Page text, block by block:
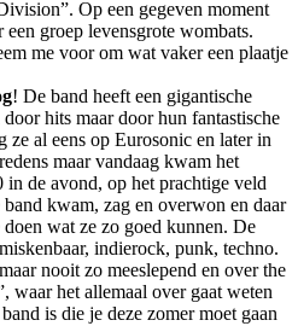
Op een gegeven moment
groep levensgrote wombats.
me voor om wat vaker een plaatje
! De band heeft een gigantische
hits maar door hun fantastische
ze al eens op Eurosonic en later in
maar vandaag kwam het
de avond, op het prachtige veld
kwam, zag en overwon en daar
wat ze zo goed kunnen. De
indierock, punk, techno.
nooit zo meeslepend en over the
waar het allemaal over gaat weten
is die je deze zomer moet gaan